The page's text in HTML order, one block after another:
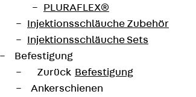
PLURAFLEX®
Injektionsschläuche Zubehör
Injektionsschläuche Sets
Befestigung
Zurück Befestigung
Ankerschienen
Yashar Architects (Israel)